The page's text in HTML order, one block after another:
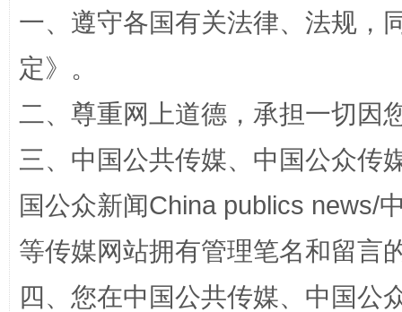
一、遵守各国有关法律、法规，
定》。
二、尊重网上道德，承担一切因
三、中国公共传媒、中国公众传
国公众新闻China publics news/
等传媒网站拥有管理笔名和留言
四、您在中国公共传媒、中国公